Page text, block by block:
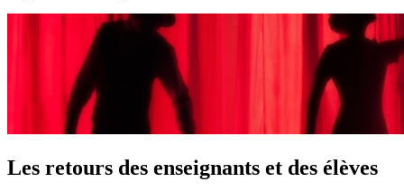
Les retours des enseignants et des élèves